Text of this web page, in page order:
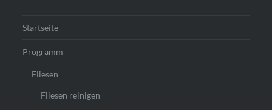
Startseite
Programm
Fliesen
Fliesen reinigen